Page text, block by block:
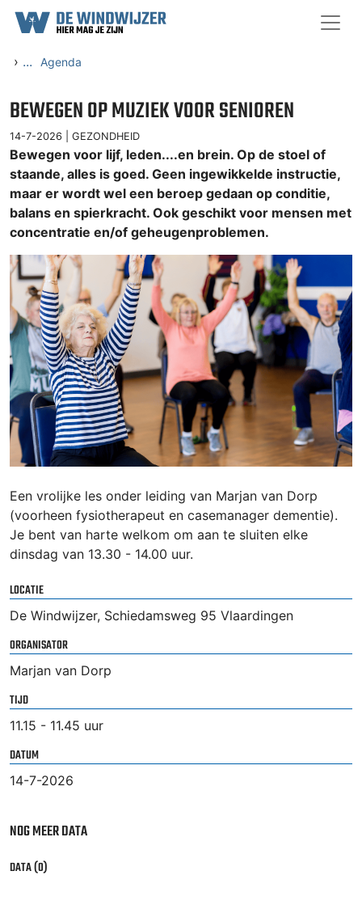
Ga naar content
› ... Agenda
BEWEGEN OP MUZIEK VOOR SENIOREN
14-7-2026 | GEZONDHEID
Bewegen voor lijf, leden....en brein. Op de stoel of
staande, alles is goed. Geen ingewikkelde instructie,
maar er wordt wel een beroep gedaan op conditie,
balans en spierkracht. Ook geschikt voor mensen met
concentratie en/of geheugenproblemen.
Een vrolijke les onder leiding van Marjan van Dorp
(voorheen fysiotherapeut en casemanager dementie).
Je bent van harte welkom om aan te sluiten elke
dinsdag van 13.30 - 14.00 uur.
LOCATIE
De Windwijzer, Schiedamsweg 95 Vlaardingen
ORGANISATOR
Marjan van Dorp
TIJD
11.15 - 11.45 uur
DATUM
14-7-2026
NOG MEER DATA
DATA (0)